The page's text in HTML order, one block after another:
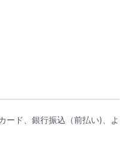
ード、銀行振込（前払い)、よ